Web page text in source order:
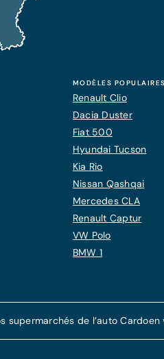
MODÈLES POPULAIRES
Renault Clio
Dacia Duster
Fiat 500
Hyundai Tucson
Kia Rio
Nissan Qashqai
Mercedes CLA
Renault Captur
VW Polo
BMW 1
supermarchés de l’auto